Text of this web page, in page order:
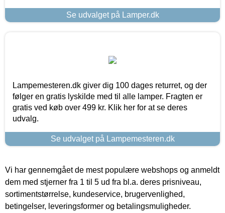
Se udvalget på Lamper.dk
Lampemesteren.dk giver dig 100 dages returret, og der
følger en gratis lyskilde med til alle lamper. Fragten er
gratis ved køb over 499 kr. Klik her for at se deres
udvalg.
Se udvalget på Lampemesteren.dk
Vi har gennemgået de mest populære webshops og anmeldt
dem med stjerner fra 1 til 5 ud fra bl.a. deres prisniveau,
sortimentstørrelse, kundeservice, brugervenlighed,
betingelser, leveringsformer og betalingsmuligheder.